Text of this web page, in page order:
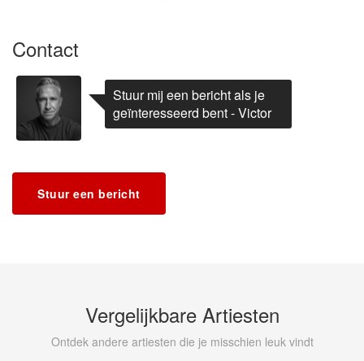
⸻
Persoonlijke aanpak
Contact
Stuur mij een bericht als je
geïnteresseerd bent - Victor
Stuur een bericht
Vergelijkbare Artiesten
Ontdek andere artiesten die je misschien leuk vindt